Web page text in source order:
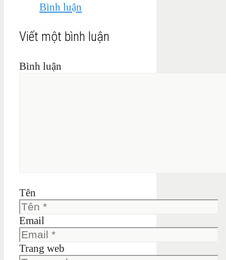
Bình luận
Viết một bình luận
Bình luận
Tên
Email
Trang web